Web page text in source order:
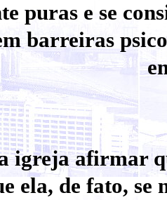
puras e se
barreiras
igreja afirmar
ela, de fato, se